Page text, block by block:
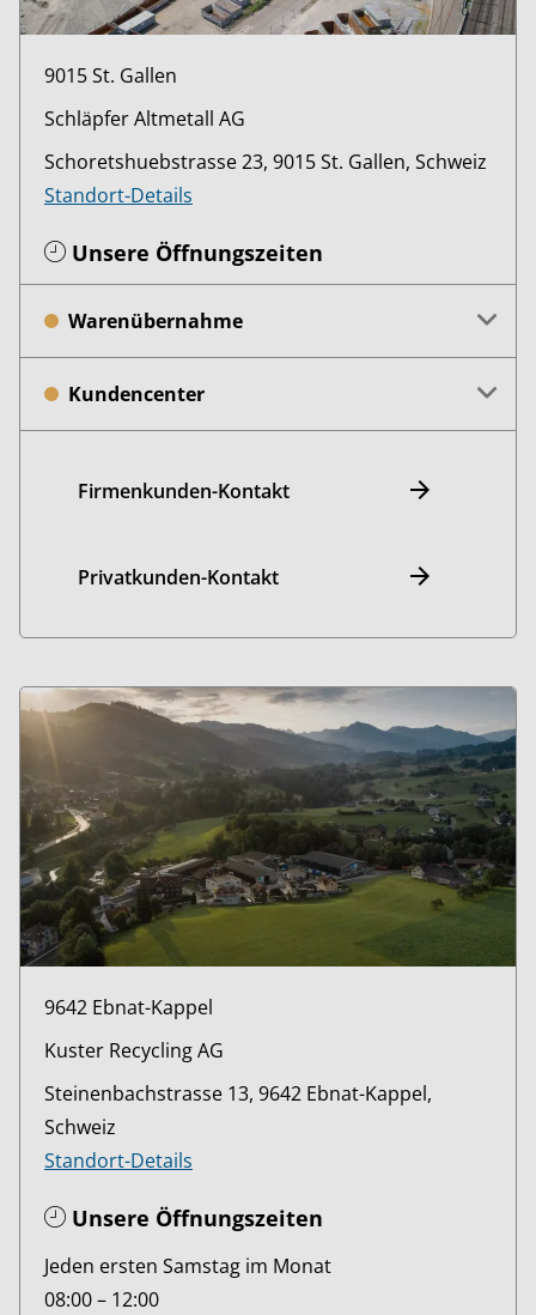
9015 St. Gallen
Schläpfer Altmetall AG
Schoretshuebstrasse 23, 9015 St. Gallen, Schweiz
Standort-Details
Unsere Öffnungszeiten
Warenübernahme
Kundencenter
Firmenkunden-Kontakt
Privatkunden-Kontakt
9642 Ebnat-Kappel
Kuster Recycling AG
Steinenbachstrasse 13, 9642 Ebnat-Kappel,
Schweiz
Standort-Details
Unsere Öffnungszeiten
Jeden ersten Samstag im Monat
08:00 – 12:00